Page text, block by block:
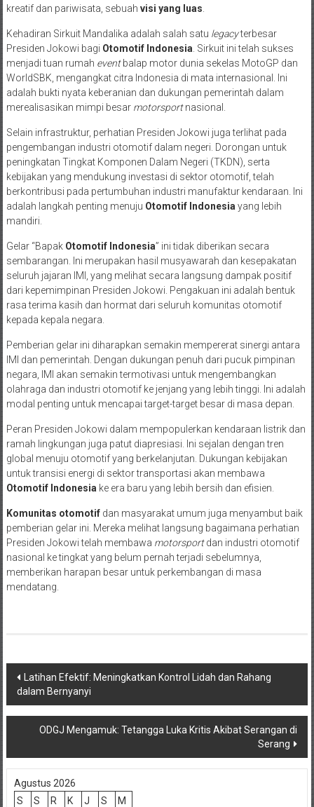
kreatif dan pariwisata, sebuah visi yang luas
Kehadiran Sirkuit Mandalika adalah salah satu legacyterbesar
Presiden Jokowi bagi Otomotif Indonesia . Sirkuit ini telah sukses
menjadi tuan rumah eventbalap motor dunia sekelas MotoGP dan
WorldSBK, mengangkat citra Indonesia di mata internasional. Ini
adalah bukti nyata keberanian dan dukungan pemerintah dalam
merealisasikan mimpi besar motorsportnasional.
Selain infrastruktur, perhatian Presiden Jokowi juga terlihat pada
pengembangan industri otomotif dalam negeri. Dorongan untuk
peningkatan Tingkat Komponen Dalam Negeri (TKDN), serta
kebijakan yang mendukung investasi di sektor otomotif, telah
berkontribusi pada pertumbuhan industri manufaktur kendaraan. Ini
adalah langkah penting menuju Otomotif Indonesia yang lebih
mandiri.
Gelar “Bapak Otomotif Indonesia” ini tidak diberikan secara
sembarangan. Ini merupakan hasil musyawarah dan kesepakatan
seluruh jajaran IMI, yang melihat secara langsung dampak positif
dari kepemimpinan Presiden Jokowi. Pengakuan ini adalah bentuk
rasa terima kasih dan hormat dari seluruh komunitas otomotif
kepada kepala negara.
Pemberian gelar ini diharapkan semakin mempererat sinergi antara
IMI dan pemerintah. Dengan dukungan penuh dari pucuk pimpinan
negara, IMI akan semakin termotivasi untuk mengembangkan
olahraga dan industri otomotif ke jenjang yang lebih tinggi. Ini adalah
modal penting untuk mencapai target-target besar di masa depan.
Peran Presiden Jokowi dalam mempopulerkan kendaraan listrik dan
ramah lingkungan juga patut diapresiasi. Ini sejalan dengan tren
global menuju otomotif yang berkelanjutan. Dukungan kebijakan
untuk transisi energi di sektor transportasi akan membawa
Otomotif Indonesia ke era baru yang lebih bersih dan efisien.
Komunitas otomotifdan masyarakat umum juga menyambut baik
pemberian gelar ini. Mereka melihat langsung bagaimana perhatian
Presiden Jokowi telah membawa motorsportdan industri otomotif
nasional ke tingkat yang belum pernah terjadi sebelumnya,
memberikan harapan besar untuk perkembangan di masa
mendatang.
Navigasi
pos
Latihan Efektif: Meningkatkan Kontrol Lidah dan Rahang
dalam Bernyanyi
ODGJ Mengamuk: Tetangga Luka Kritis Akibat Serangan di
Serang
Agustus 2026
S
S R K J S
M